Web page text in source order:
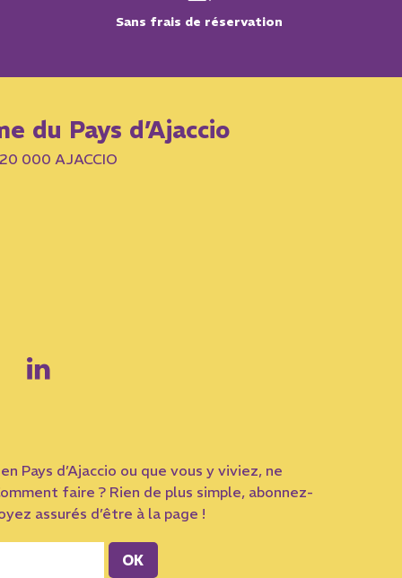
Sans frais de réservation
du Pays d’Ajaccio
000 AJACCIO
Pays d’Ajaccio ou que vous y viviez, ne
faire ? Rien de plus simple, abonnez-
assurés d’être à la page !